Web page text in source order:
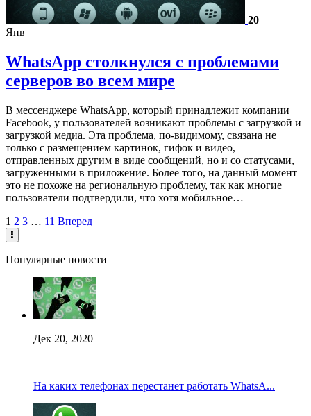
20
Янв
WhatsApp столкнулся с проблемами
серверов во всем мире
В мессенджере WhatsApp, который принадлежит компании
Facebook, у пользователей возникают проблемы с загрузкой и
загрузкой медиа. Эта проблема, по-видимому, связана не
только с размещением картинок, гифок и видео,
отправленных другим в виде сообщений, но и со статусами,
загруженными в приложение. Более того, на данный момент
это не похоже на региональную проблему, так как многие
пользователи подтвердили, что хотя мобильное…
1 2 3 … 11 Вперед
Популярные новости
Дек 20, 2020
На каких телефонах перестанет работать WhatsA...